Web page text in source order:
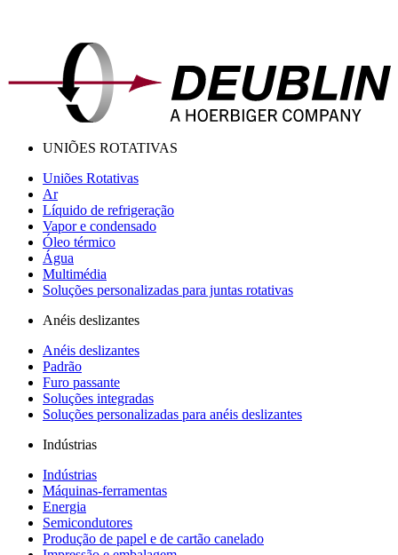
UNIÕES ROTATIVAS
Uniões Rotativas
Ar
Líquido de refrigeração
Vapor e condensado
Óleo térmico
Água
Multimédia
Soluções personalizadas para juntas rotativas
Anéis deslizantes
Anéis deslizantes
Padrão
Furo passante
Soluções integradas
Soluções personalizadas para anéis deslizantes
Indústrias
Indústrias
Máquinas-ferramentas
Energia
Semicondutores
Produção de papel e de cartão canelado